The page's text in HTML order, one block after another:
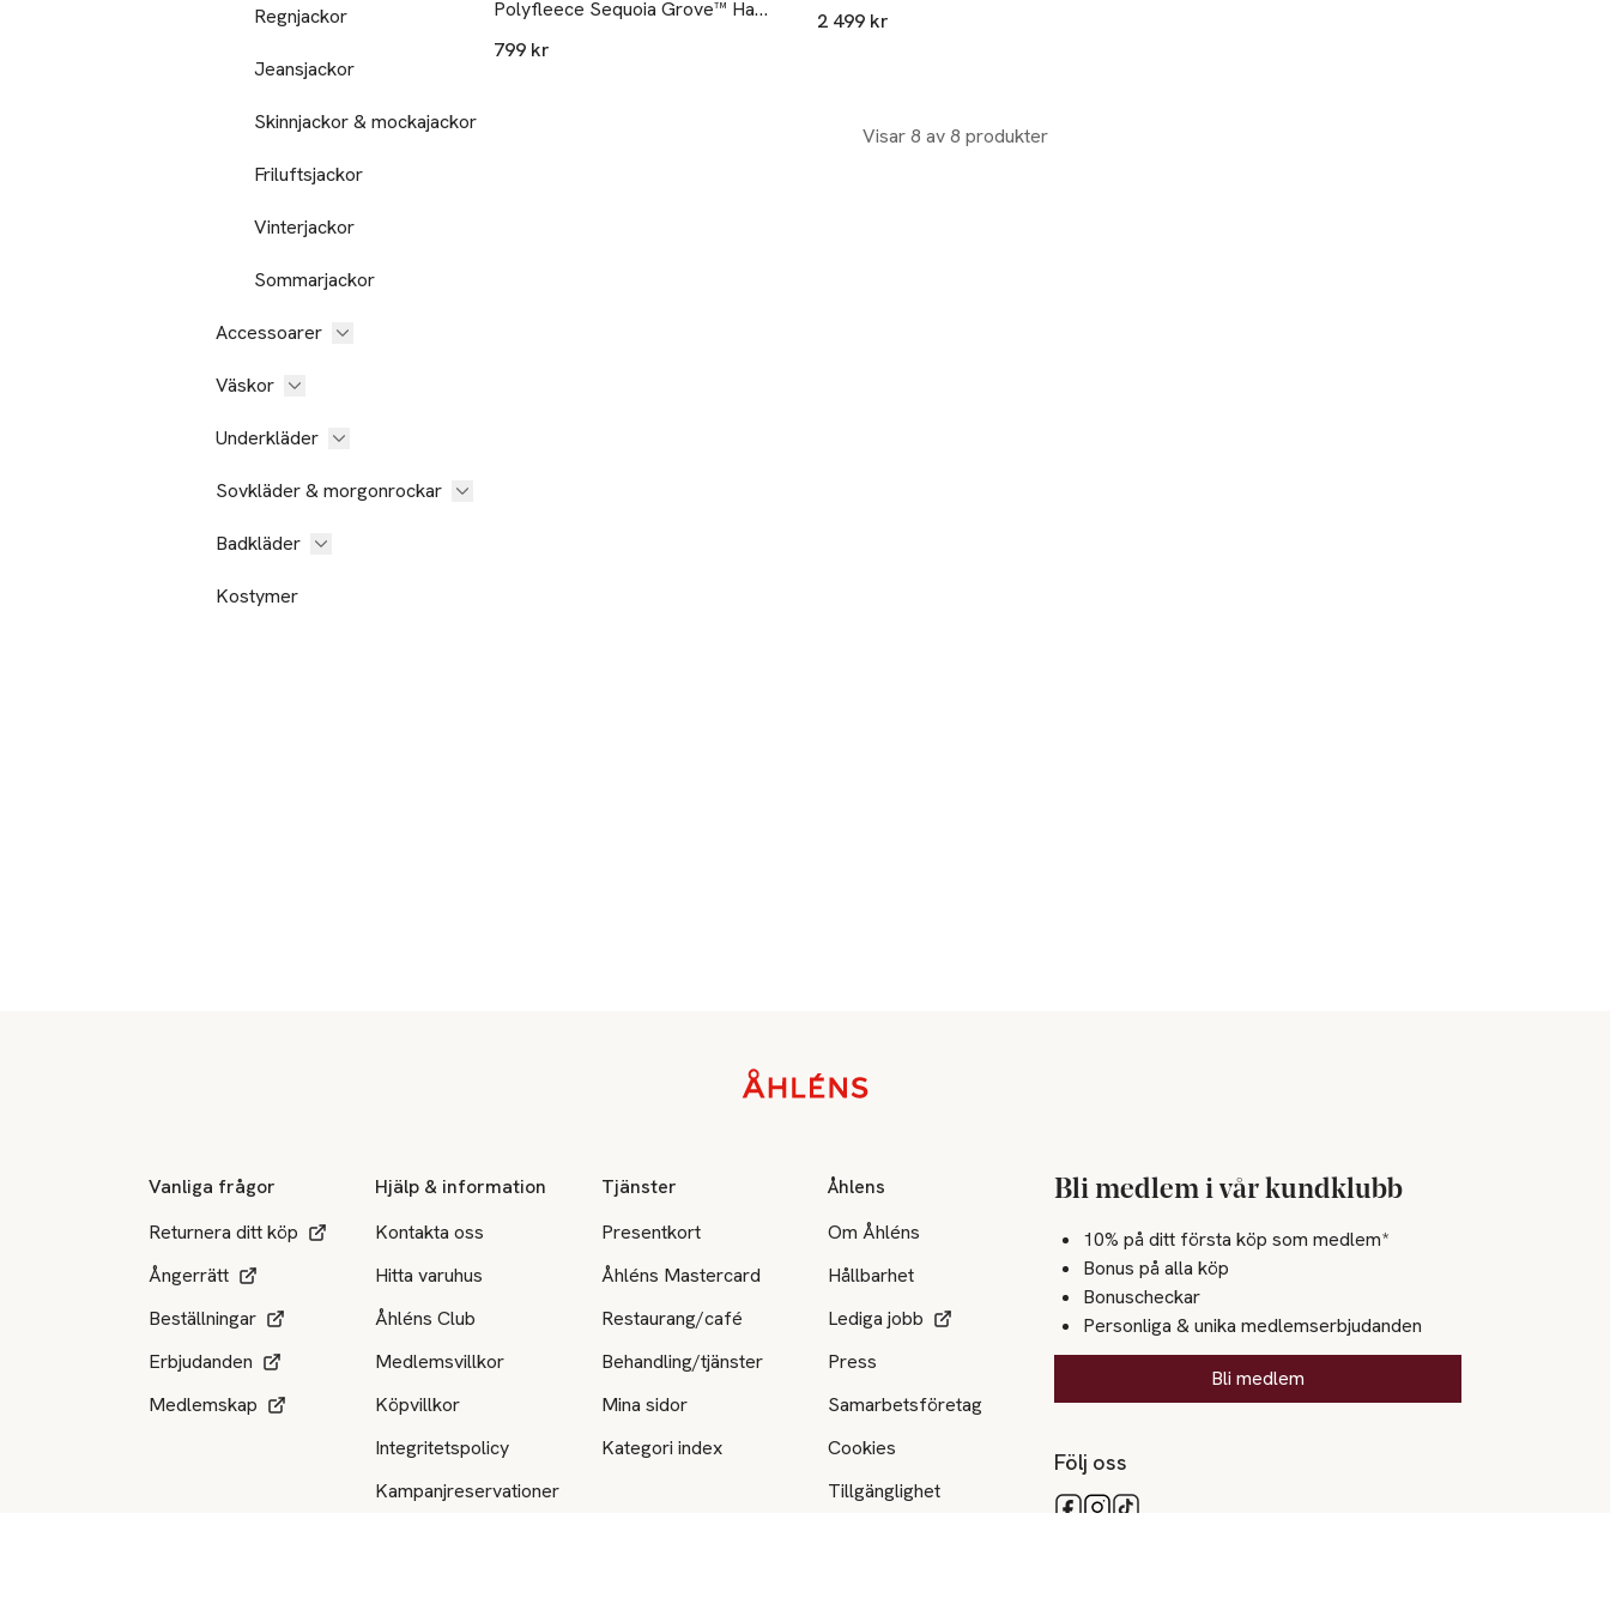
Regnjackor
Jeansjackor
Skinnjackor & mockajackor
Friluftsjackor
Vinterjackor
Sommarjackor
Accessoarer
Väskor
Underkläder
Sovkläder & morgonrockar
Badkläder
Kostymer
Polyfleece Sequoia Grove™ Half
Zip Fleece
799 kr
2 499 kr
Visar 8 av 8 produkter
Vanliga frågor
Returnera ditt köp
Ångerrätt
Beställningar
Erbjudanden
Medlemskap
Hjälp & information
Kontakta oss
Hitta varuhus
Åhléns Club
Medlemsvillkor
Köpvillkor
Integritetspolicy
Kampanjreservationer
Tjänster
Presentkort
Åhléns Mastercard
Restaurang/café
Behandling/tjänster
Mina sidor
Kategori index
Åhlens
Om Åhléns
Hållbarhet
Lediga jobb
Press
Samarbetsföretag
Cookies
Tillgänglighet
Bli medlem i vår kundklubb
10% på ditt första köp som medlem*
Bonus på alla köp
Bonuscheckar
Personliga & unika medlemserbjudanden
Bli medlem
Följ oss